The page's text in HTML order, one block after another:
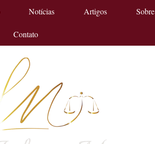
Notícias Artigos Sobre
Contato